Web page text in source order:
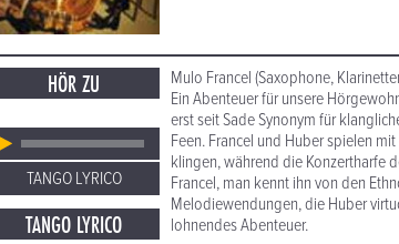
HÖR ZU
TANGO LYRICO
TANGO LYRICO
Mulo Francel (Saxophone,
Ein Abenteuer für unsere
erst seit Sade Synonym für
Feen. Francel und Huber spielen
klingen, während die Konzertharfe
Francel, man kennt ihn von den
Melodiewendungen, die Huber
lohnendes Abenteuer.